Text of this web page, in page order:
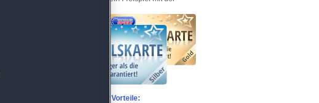
Entdecke die Vorteile: